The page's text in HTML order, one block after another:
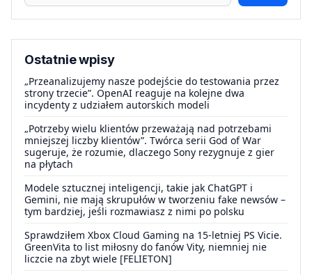
Ostatnie wpisy
„Przeanalizujemy nasze podejście do testowania przez
strony trzecie”. OpenAI reaguje na kolejne dwa
incydenty z udziałem autorskich modeli
„Potrzeby wielu klientów przeważają nad potrzebami
mniejszej liczby klientów”. Twórca serii God of War
sugeruje, że rozumie, dlaczego Sony rezygnuje z gier
na płytach
Modele sztucznej inteligencji, takie jak ChatGPT i
Gemini, nie mają skrupułów w tworzeniu fake newsów –
tym bardziej, jeśli rozmawiasz z nimi po polsku
Sprawdziłem Xbox Cloud Gaming na 15-letniej PS Vicie.
GreenVita to list miłosny do fanów Vity, niemniej nie
liczcie na zbyt wiele [FELIETON]